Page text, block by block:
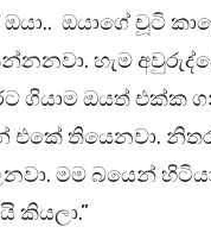
ඔයාගේ චූටි
හැම
ගියාම ඔයත් එක්ක
තියෙනවා.
මම බයෙන් හිටියා
කියලා.”